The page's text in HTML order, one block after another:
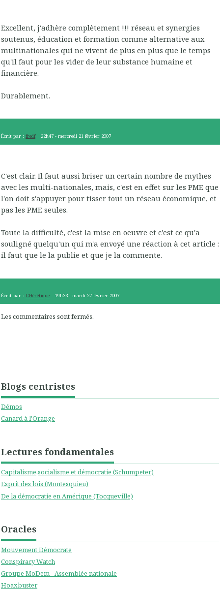
Blogs centristes
Démos
Canard à l'Orange
Lectures fondamentales
Capitalisme,socialisme et démocratie (Schumpeter)
Esprit des lois (Montesquieu)
De la démocratie en Amérique (Tocqueville)
Oracles
Mouvement Démocrate
Conspiracy Watch
Groupe MoDem - Assemblée nationale
Hoaxbuster
Excellent, j'adhère complètement !!! réseau et synergies
soutenus, éducation et formation comme alternative aux
multinationales qui ne vivent de plus en plus que le temps
qu'il faut pour les vider de leur substance humaine et
financière.
Durablement.
Écrit par : fredf 22h47 -mercredi 21 février 2007
C'est clair. Il faut aussi briser un certain nombre de mythes
avec les multi-nationales, mais, c'est en effet sur les PME que
l'on doit s'appuyer pour tisser tout un réseau économique, et
pas les PME seules.
Toute la difficulté, c'est la mise en oeuvre et c'est ce qu'a
souligné quelqu'un qui m'a envoyé une réaction à cet article :
il faut que le la publie et que je la commente.
Écrit par : L'Hérétique 19h33 -mardi 27 février 2007
Les commentaires sont fermés.